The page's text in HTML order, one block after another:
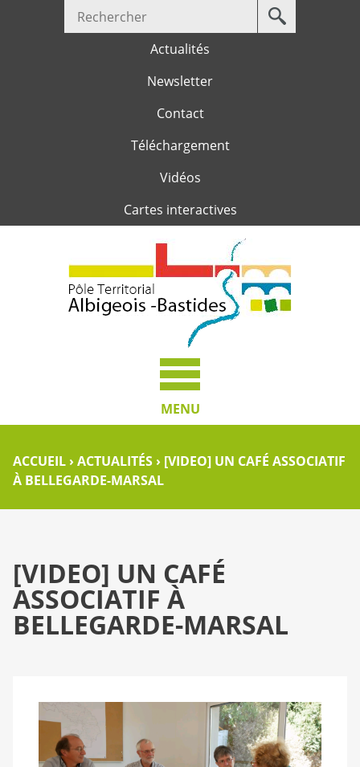
Jump to navigation
Votre
recherche
Actualités
Newsletter
Contact
Téléchargement
Vidéos
Cartes interactives
MENU
ACCUEIL ›ACTUALITÉS › [VIDEO] UN CAFÉ ASSOCIATIF
À BELLEGARDE-MARSAL
[VIDEO] UN CAFÉ
ASSOCIATIF À
BELLEGARDE-MARSAL